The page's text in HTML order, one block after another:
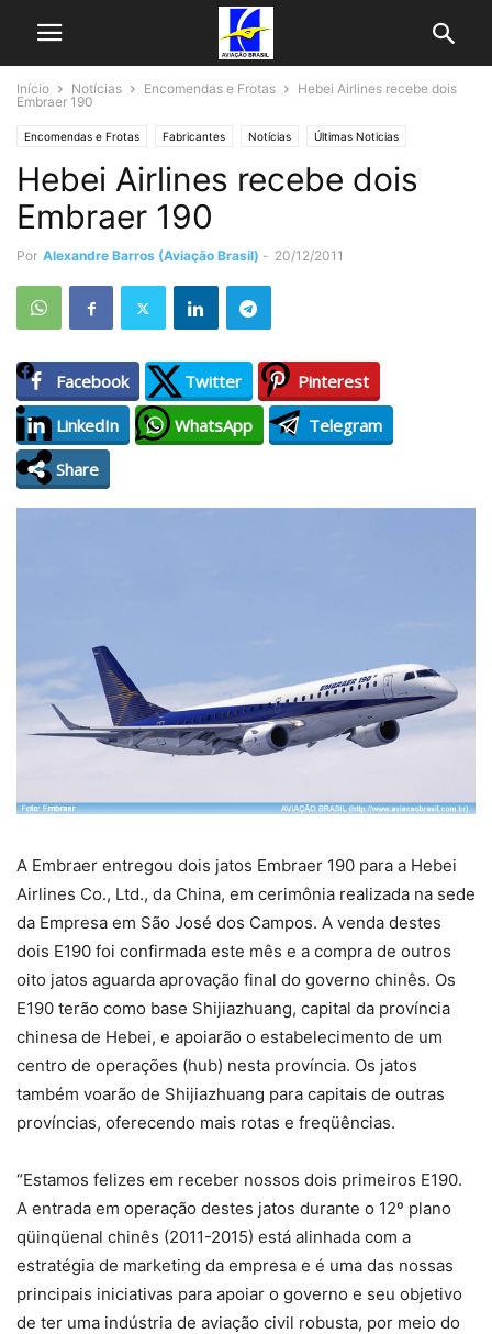
Início Notícias Encomendas e Frotas
Hebei Airlines recebe dois
Embraer 190
Encomendas e Frotas Fabricantes Notícias Últimas Noticias
Hebei Airlines recebe dois
Embraer 190
Por Alexandre Barros (Aviação Brasil) - 20/12/2011
Facebook Twitter
Pinterest
LinkedIn
WhatsApp
Telegram
Share
A Embraer entregou dois jatos Embraer 190 para a Hebei
Airlines Co., Ltd., da China, em cerimônia realizada na sede
da Empresa em São José dos Campos. A venda destes
dois E190 foi confirmada este mês e a compra de outros
oito jatos aguarda aprovação final do governo chinês. Os
E190 terão como base Shijiazhuang, capital da província
chinesa de Hebei, e apoiarão o estabelecimento de um
centro de operações (hub) nesta província. Os jatos
também voarão de Shijiazhuang para capitais de outras
províncias, oferecendo mais rotas e freqüências.
“Estamos felizes em receber nossos dois primeiros E190.
A entrada em operação destes jatos durante o 12º plano
qüinqüenal chinês (2011-2015) está alinhada com a
estratégia de marketing da empresa e é uma das nossas
principais iniciativas para apoiar o governo e seu objetivo
de ter uma indústria de aviação civil robusta, por meio do